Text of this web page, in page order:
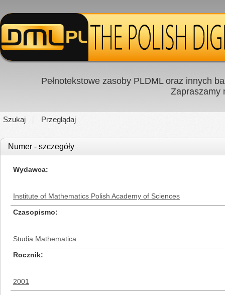
Pełnotekstowe zasoby PLDML oraz innych
Zapraszamy
Szukaj Przeglądaj
Numer - szczegóły
Wydawca
Institute of Mathematics Polish Academy of Sciences
Czasopismo
Studia Mathematica
Rocznik
2001